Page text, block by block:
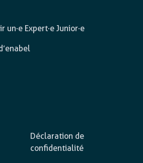
Expert·e Junior·e
Déclaration de
confidentialité